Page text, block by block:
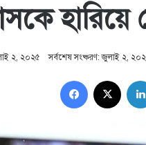
হারিয়ে
২, ২০২৫ সর্বশেষ সংষ্করণ: জুলাই ২,
Facebook